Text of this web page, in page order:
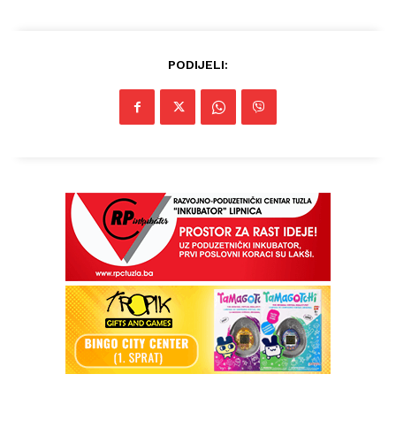
Info
O nama
Impressum
PODIJELI: